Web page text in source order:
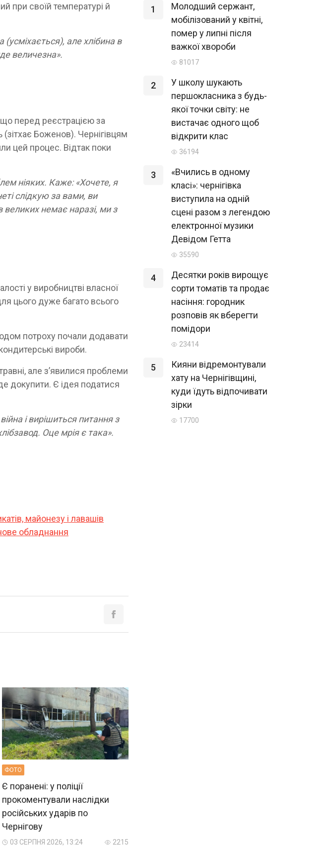
при своїй температурі й
але хлібина в
величезна».
перед реєстрацією за
(зітхає Боженов). Чернігівцям
цей процес. Відтак поки
ніяких. Каже: «Хочете, я
слідкую за вами, ви
великих немає наразі, ми з
у виробництві власної
цього дуже багато всього
потроху почали додавати
вироби.
але з’явилися проблеми
докупити. Є ідея податися
і вирішиться питання з
Оце мрія є така».
майонезу і лавашів
обладнання
ФОТО
Є поранені: у поліції
прокоментували наслідки
російських ударів по
Чернігову
03 СЕРПНЯ 2026, 13:24 2215
1
Молодший сержант,
мобілізований у квітні,
помер у липні після
важкої хвороби
81017
2
У школу шукають
першокласника з будь-
якої точки світу: не
вистачає одного щоб
відкрити клас
36194
3
«Вчились в одному
класі»: чернігівка
виступила на одній
сцені разом з легендою
електронної музики
Девідом Гетта
35590
4
Десятки років вирощує
сорти томатів та продає
насіння: городник
розповів як вберегти
помідори
23414
5
Кияни відремонтували
хату на Чернігівщині,
куди їдуть відпочивати
зірки
17700